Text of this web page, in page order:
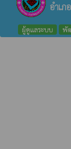
อำเภ
ผู้ดูแลระบบ พั